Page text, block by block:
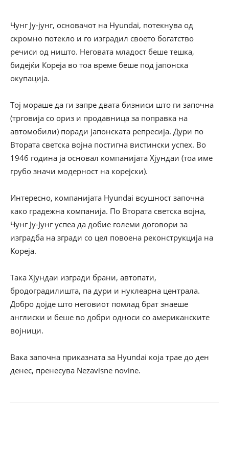
Чунг Ју-јунг, основачот на Hyundai, потекнува од
скромно потекло и го изградил своето богатство
речиси од ништо. Неговата младост беше тешка,
бидејќи Кореја во тоа време беше под јапонска
окупација.
Тој мораше да ги запре двата бизниси што ги започна
(трговија со ориз и продавница за поправка на
автомобили) поради јапонската репресија. Дури по
Втората светска војна постигна вистински успех. Во
1946 година ја основал компанијата Хјундаи (тоа име
грубо значи модерност на корејски).
Интересно, компанијата Hyundai всушност започна
како градежна компанија. По Втората светска војна,
Чунг Ју-Јунг успеа да добие големи договори за
изградба на згради со цел повоена реконструкција на
Кореја.
Така Хјундаи изгради брани, автопати,
бродоградилишта, па дури и нуклеарна централа.
Добро дојде што неговиот помлад брат знаеше
англиски и беше во добри односи со американските
војници.
Вака започна приказната за Hyundai која трае до ден
денес, пренесува Nezavisne novine.